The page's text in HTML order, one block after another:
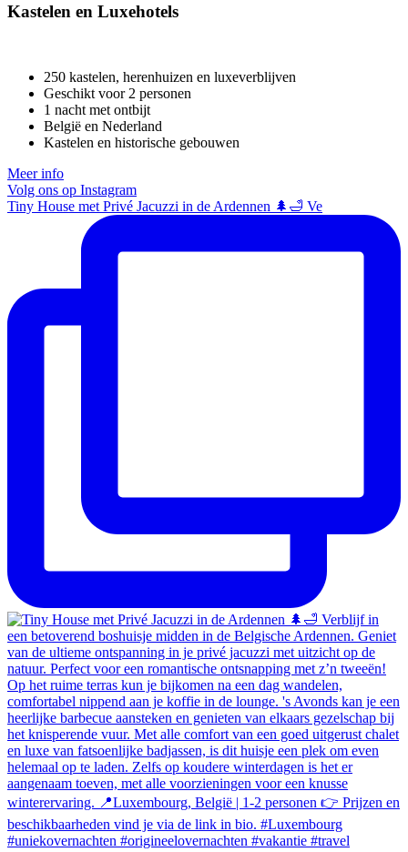
Kastelen en Luxehotels
250 kastelen, herenhuizen en luxeverblijven
Geschikt voor 2 personen
1 nacht met ontbijt
België en Nederland
Kastelen en historische gebouwen
Meer info
Volg ons op Instagram
Tiny House met Privé Jacuzzi in de Ardennen 🌲🛁 Ve